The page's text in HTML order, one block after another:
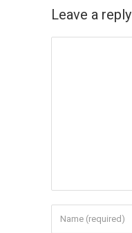
Leave a reply